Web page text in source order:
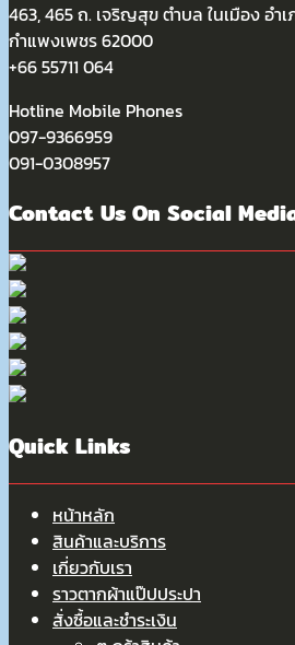
463, 465 ถ. เจริญสุข ตำบล ในเมือง อำ
กำแพงเพชร 62000
+66 55711 064
Hotline Mobile Phones
097-9366959
091-0308957
Contact Us On Social
Quick Links
หน้าหลัก
สินค้าและบริการ
เกี่ยวกับเรา
ราวตากผ้าแป๊ปประปา
สั่งซื้อและชำระเงิน